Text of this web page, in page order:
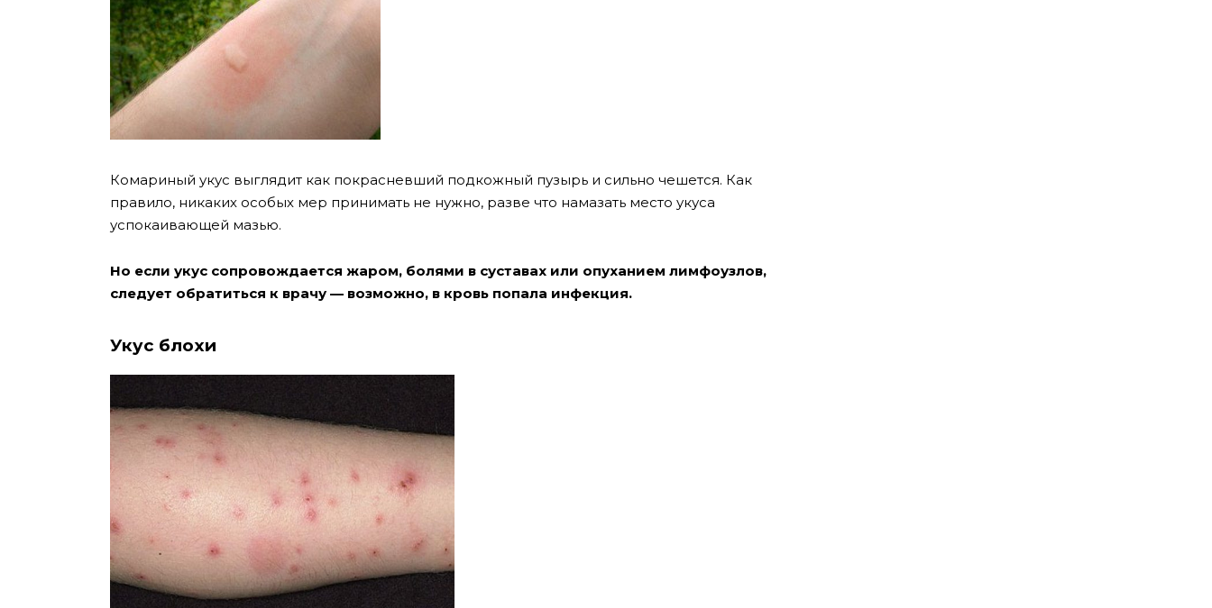
Комариный укус выглядит как покрасневший подкожный пузырь и сильно чешется. Как
правило, никаких особых мер принимать не нужно, разве что намазать место укуса
успокаивающей мазью.
Но если укус сопровождается жаром, болями в суставах или опуханием лимфоузлов,
следует обратиться к врачу — возможно, в кровь попала инфекция.
Укус блохи